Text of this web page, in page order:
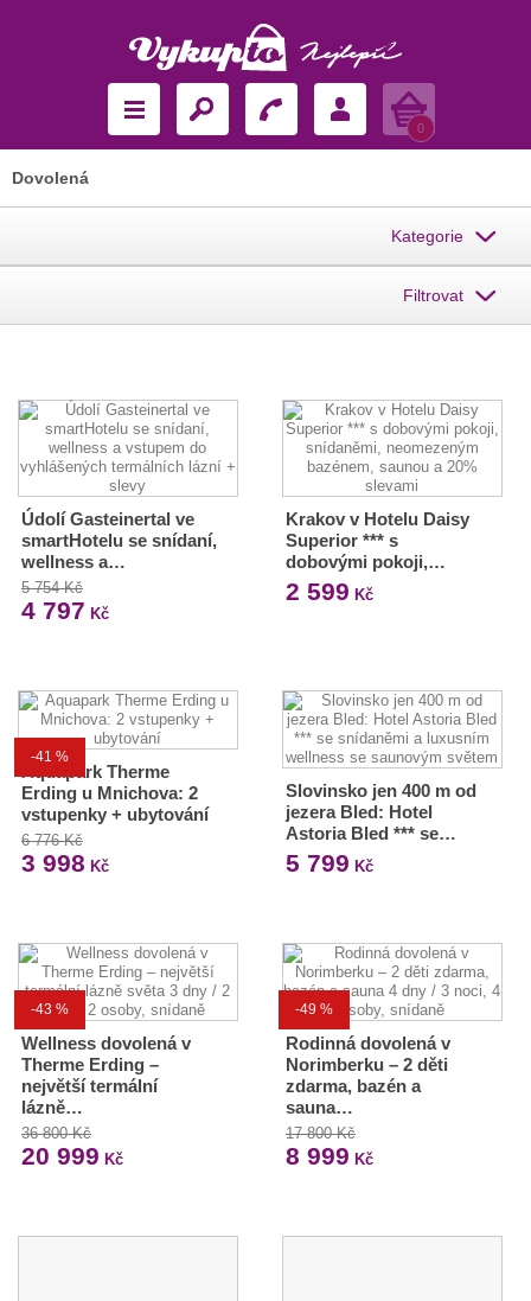
Košík
0
Dovolená
Kategorie
Filtrovat
Údolí Gasteinertal ve
smartHotelu se snídaní,
wellness a…
5 754 Kč
4 797 Kč
Krakov v Hotelu Daisy
Superior *** s
dobovými pokoji,…
2 599 Kč
-41 %
Aquapark Therme
Erding u Mnichova: 2
vstupenky + ubytování
6 776 Kč
3 998 Kč
Slovinsko jen 400 m od
jezera Bled: Hotel
Astoria Bled *** se…
5 799 Kč
-43 %
Wellness dovolená v
Therme Erding –
největší termální
lázně…
36 800 Kč
20 999 Kč
-49 %
Rodinná dovolená v
Norimberku – 2 děti
zdarma, bazén a
sauna…
17 800 Kč
8 999 Kč